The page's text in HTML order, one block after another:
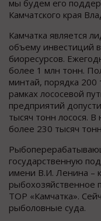
мы будем его
Камчатского края
Камчатка является
объему инвестиций
биоресурсов.
более 1 млн тонн.
минтай, порядка 200
рамках лососевой
предприятий
тысяч тонн лосося.
более 230 тысяч
государственную
имени В.И. Ленина –
рыбохозяйственное
ТОР «Камчатка».
рыболовные суда.